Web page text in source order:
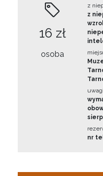
16 zł
osoba
z
z
uwagi
nr